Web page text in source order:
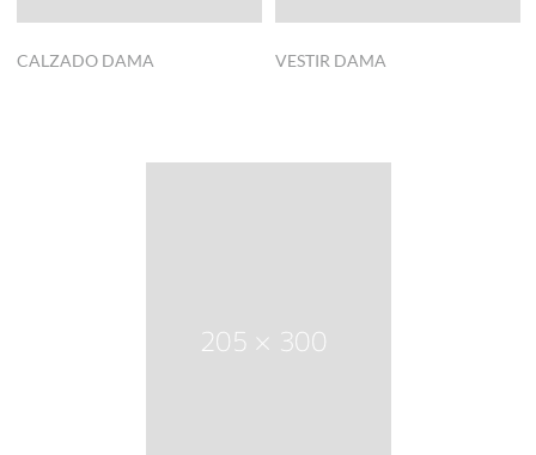
CALZADO DAMA VESTIR DAMA